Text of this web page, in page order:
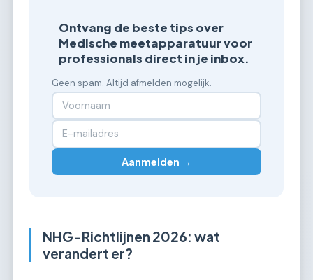
Ontvang de beste tips over
Medische meetapparatuur voor
professionals direct in je inbox.
Geen spam. Altijd afmelden mogelijk.
Aanmelden →
NHG-Richtlijnen 2026: wat
verandert er?